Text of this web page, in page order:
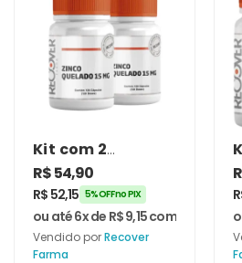
Kit com 2
unidades de
Zinco Quelado
15mg 120
Cápsulas –
Recover Farma
R$54,90
R$ 52,15 5% OFF no PIX
ou até 6x de R$9,15com juros
Vendido porRecover
Farma